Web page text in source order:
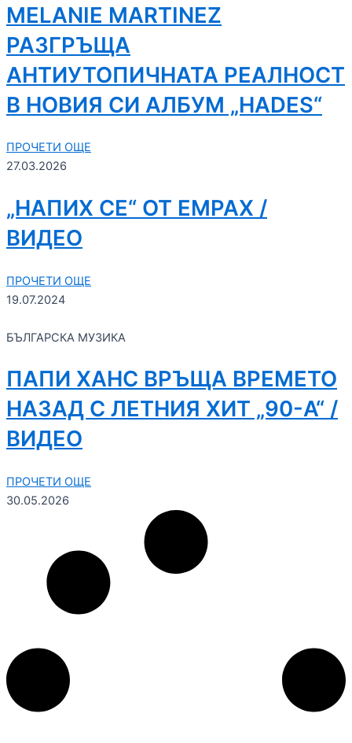
MELANIE MARTINEZ
РАЗГРЪЩА
АНТИУТОПИЧНАТА РЕАЛНОСТ
В НОВИЯ СИ АЛБУМ „HADES“
ПРОЧЕТИ ОЩЕ
27.03.2026
„НАПИХ СЕ“ ОТ ЕМРАХ /
ВИДЕО
ПРОЧЕТИ ОЩЕ
19.07.2024
БЪЛГАРСКА МУЗИКА
ПАПИ ХАНС ВРЪЩА ВРЕМЕТО
НАЗАД С ЛЕТНИЯ ХИТ „90-А“ /
ВИДЕО
ПРОЧЕТИ ОЩЕ
30.05.2026